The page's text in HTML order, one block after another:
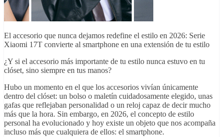
El accesorio que nunca dejamos redefine el estilo en 2026: Serie
Xiaomi 17T convierte al smartphone en una extensión de tu estilo
¿Y si el accesorio más importante de tu estilo nunca estuvo en tu
clóset, sino siempre en tus manos?
Hubo un momento en el que los accesorios vivían únicamente
dentro del clóset: un bolso o maletín cuidadosamente elegido, unas
gafas que reflejaban personalidad o un reloj capaz de decir mucho
más que la hora. Sin embargo, en 2026, el concepto de estilo
personal ha evolucionado y hoy existe un objeto que nos acompaña
incluso más que cualquiera de ellos: el smartphone.